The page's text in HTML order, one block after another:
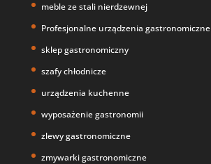
meble ze stali nierdzewnej
Profesjonalne urządzenia gastronomiczne
sklep gastronomiczny
szafy chłodnicze
urządzenia kuchenne
wyposażenie gastronomii
zlewy gastronomiczne
zmywarki gastronomiczne